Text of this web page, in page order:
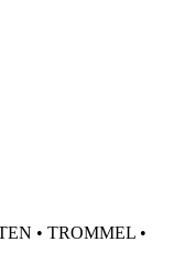
• TROMMEL •